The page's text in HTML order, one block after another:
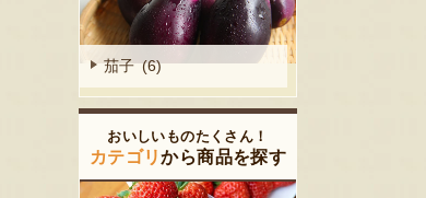
茄子 (6)
おいしいものたくさん！
カテゴリから商品を探す